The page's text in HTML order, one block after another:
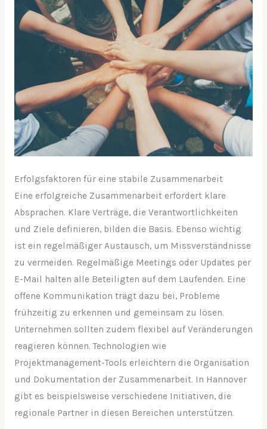
Erfolgsfaktoren für eine stabile Zusammenarbeit
Eine erfolgreiche Zusammenarbeit erfordert klare
Absprachen. Klare Verträge, die Verantwortlichkeiten
und Ziele definieren, bilden die Basis. Ebenso wichtig
ist ein regelmäßiger Austausch, um Missverständnisse
zu vermeiden. Regelmäßige Meetings oder Updates per
E-Mail halten alle Beteiligten auf dem Laufenden. Eine
offene Kommunikation trägt dazu bei, Probleme
frühzeitig zu erkennen und gemeinsam zu lösen.
Unternehmen sollten zudem flexibel auf Veränderungen
reagieren können. Technologien wie
Projektmanagement-Tools erleichtern die Organisation
und Dokumentation der Zusammenarbeit. In Hannover
gibt es beispielsweise verschiedene Initiativen, die
regionale Partner in diesen Bereichen unterstützen.